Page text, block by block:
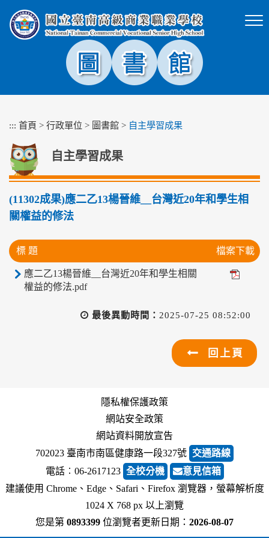
塊
::: 首頁 > 行政單位 > 圖書館 > 自主學習成果
自主學習成果
(11302成果)應二乙13楊晉維__台灣近20年和學生相
關權益的修法
標 題 檔案下載
應二乙13楊晉維__台灣近20年和學生相關
權益的修法.pdf
最後異動時間： 2025-07-25 08:52:00
回上頁
隱私權保護政策
網站安全政策
網站資料開放宣告
702023 臺南市南區健康路一段327號 交通路線
電話︰06-2617123 全校分機
意見信箱
建議使用 Chrome、Edge、Safari、Firefox 瀏覽器，螢幕解析度
1024 X 768 px 以上瀏覽
您是第 0893399 位瀏覽者更新日期： 2026-08-07